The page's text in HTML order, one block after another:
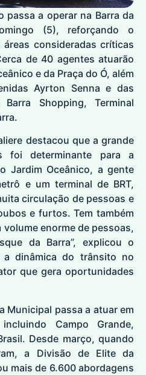
passa a operar na Barra da
(5), reforçando o
consideradas críticas
de 40 agentes atuarão
e da Praça do Ó, além
Ayrton Senna e das
Shopping, Terminal
destacou que a grande
foi determinante para a
Jardim Oceânico, a gente
e um terminal de BRT,
circulação de pessoas e
e furtos. Tem também
enorme de pessoas,
da Barra”, explicou o
a dinâmica do trânsito no
que gera oportunidades
Municipal passa a atuar em
Campo Grande,
Desde março, quando
a Divisão de Elite da
mais de 6.600 abordagens